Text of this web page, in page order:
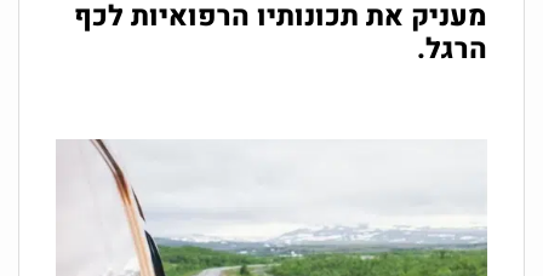
מעניק את תכונותיו הרפואיות לכף
הרגל.